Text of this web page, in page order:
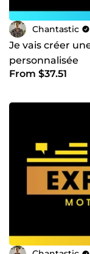
Chantastic
Je vais créer
personnalisée
From $37.51